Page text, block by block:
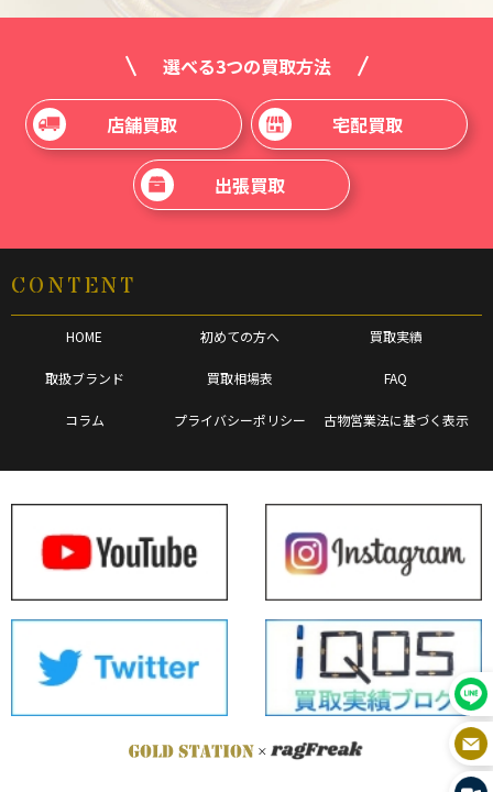
選べる3つの買取方法
店舗買取 宅配買取
出張買取
CONTENT
HOME 初めての方へ 買取実績
取扱ブランド 買取相場表 FAQ
コラム プライバシーポリシー 古物営業法に基づく表示